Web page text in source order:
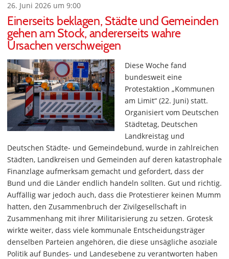
26. Juni 2026 um 9:00
Einerseits beklagen, Städte und Gemeinden
gehen am Stock, andererseits wahre
Ursachen verschweigen
Diese Woche fand
bundesweit eine
Protestaktion „Kommunen
am Limit“ (22. Juni) statt.
Organisiert vom Deutschen
Städtetag, Deutschen
Landkreistag und
Deutschen Städte- und Gemeindebund, wurde in zahlreichen
Städten, Landkreisen und Gemeinden auf deren katastrophale
Finanzlage aufmerksam gemacht und gefordert, dass der
Bund und die Länder endlich handeln sollten. Gut und richtig.
Auffällig war jedoch auch, dass die Protestierer keinen Mumm
hatten, den Zusammenbruch der Zivilgesellschaft in
Zusammenhang mit ihrer Militarisierung zu setzen. Grotesk
wirkte weiter, dass viele kommunale Entscheidungsträger
denselben Parteien angehören, die diese unsägliche asoziale
Politik auf Bundes- und Landesebene zu verantworten haben